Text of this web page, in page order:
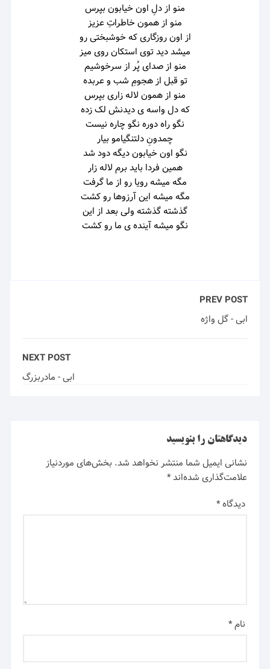
منو از دلِ اون خیابون بپرس
منو از همون خاطراتِ عزیز
از اون روزگاری که خوشبختی رو
میشد دید توی استکان روی میز
منو از صدای پُر از سرخوشیم
تو قبل از هجومِ شب و عربده
منو از همون لاله زاری بپرس
که دل واسه ی دیدنش لک زده
نگو راه دوره نگو چاره نیست
چمدونِ دلتنگیامو بیار
نگو اون خیابون دیگه دود شد
همین فردا باید برم لاله زار
مگه میشه رویا رو از ما گرفت
مگه میشه این آرزوها رو کشت
گذشته گذشته ولی بعد از این
نگو میشه آینده ی ما رو کشت
PREV POST
ابی - گل واژه
NEXT POST
ابی - مادربزرگ
دیدگاهتان را بنویسید
نشانی ایمیل شما منتشر نخواهد شد. بخش‌های موردنیاز
علامت‌گذاری شده‌اند*
دیدگاه*
نام*